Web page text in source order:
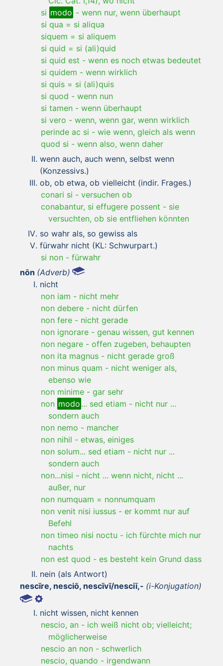
si modo - wenn nur, wenn überhaupt
si qua = si aliqua
siquem = si aliquem
si quid = si (ali)quid
si quid est - wenn es noch etwas bedeutet
si quidem - wenn wirklich
si quis = si (ali)quis
si quod - wenn nun
si tamen - wenn überhaupt
si vero - wenn, wenn gar, wenn wirklich
perinde ac si - wie wenn, gleich als wenn
quod si - wenn also, wenn daher
wenn auch, auch wenn, selbst wenn
(Konzessivs.)
ob, ob etwa, ob vielleicht (indir. Frages.)
conari si - versuchen ob
conabantur, si effugere possent - sie
versuchten, ob sie entfliehen könnten
so wahr als, so gewiss als
fürwahr nicht (KL: Schwurpart.)
si non - fürwahr
nōn (Adverb)
nicht
non iam - nicht mehr
non debere - nicht dürfen
non fere - nicht gerade
non ignorare - genau wissen, gut kennen
non negare - offen zugeben, behaupten
non ita magnus - nicht gerade groß
non minus quam - nicht weniger als,
ebenso wie
non minime - gar sehr
non modo ... sed etiam - nicht nur ...
sondern auch
non nemo - mancher
non nihil - etwas, einiges
non solum... sed etiam - nicht nur ...
sondern auch
non...nisi - nicht ... wenn nicht, nicht ...
außer, nur
non numquam = nonnumquam
non venit nisi iussus - er kommt nur auf
Befehl
non timeo nisi noctu - ich fürchte mich nur
nachts
non est quod - es besteht kein Grund dass
nein (als Antwort)
nescīre, nesciō, nescīvī/nesciī,- (i-Konjugation)
nicht wissen, nicht kennen
nescio, an - ich weiß nicht ob; vielleicht;
möglicherweise
nescio an non - schwerlich
nescio, quando - irgendwann